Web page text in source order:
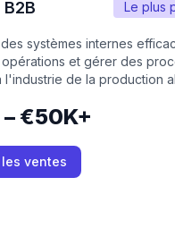
Le plus
systèmes internes
et gérer des
de la production
€50K+
ventes